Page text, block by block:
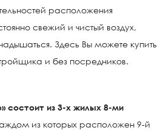
расположения
свежий и чистый воздух,
Здесь Вы можете купить
и без посредников.
состоит из 3-х жилых 8-ми
из которых расположен 9-й